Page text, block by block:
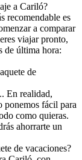
a Cariló?
recomendable es
a comparar
viajar pronto,
de última hora:
de
En realidad,
ponemos fácil para
como quieras.
ahorrarte un
de vacaciones?